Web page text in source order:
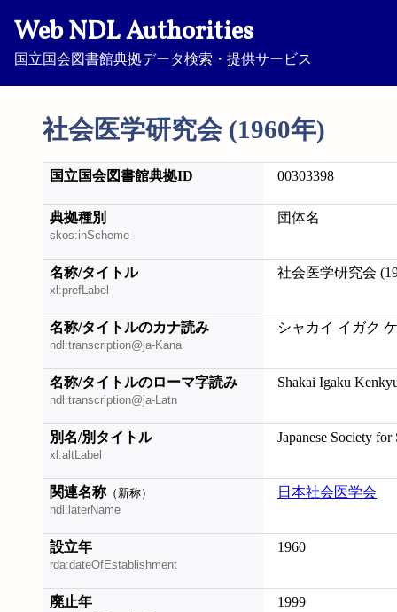
Web NDL Authorities
国立国会図書館典拠データ検索・提供サービス
社会医学研究会 (1960年)
国立国会図書館典拠ID 00303398
典拠種別
skos:inScheme
団体名
名称/タイトル
xl:prefLabel
社会医学研究会
名称/タイトルのカナ読み
ndl:transcription@ja-Kana
シャカイ イガク
名称/タイトルのローマ字読み
ndl:transcription@ja-Latn
Shakai Igaku
別名/別タイトル
xl:altLabel
Japanese Society
関連名称（新称）
ndl:laterName
日本社会医学会
設立年
rda:dateOfEstablishment
1960
廃止年 1999